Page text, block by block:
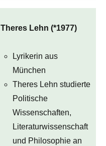
Theres Lehn (*1977)
Lyrikerin aus
München
Theres Lehn studierte
Politische
Wissenschaften,
Literaturwissenschaft
und Philosophie an